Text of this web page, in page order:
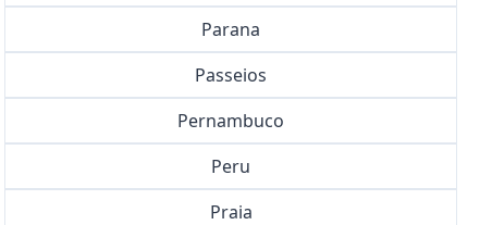
Parana
Passeios
Pernambuco
Peru
Praia